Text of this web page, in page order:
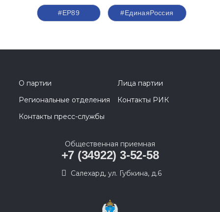
#ЕР89 #‎ЕдинаяРоссия
О партии
Лица партии
Региональные отделения
Контакты РИК
Контакты пресс-службы
Общественная приемная
+7 (34922) 3-52-58
Салехард, ул. Губкина, д.6